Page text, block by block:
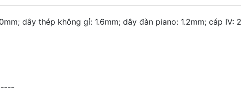
dây thép không gỉ: 1.6mm; dây đàn piano: 1.2mm; cáp IV: